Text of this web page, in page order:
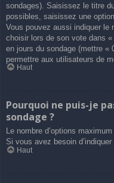
sondages). Saisissez le titre
possibles, saisissez une
Vous pouvez aussi indiquer le
choisir lors de son vote dans
en jours du sondage (mettre «
permettre aux utilisateurs de
Haut
Pourquoi ne puis-je
sondage ?
Le nombre d’options
Si vous avez besoin
Haut